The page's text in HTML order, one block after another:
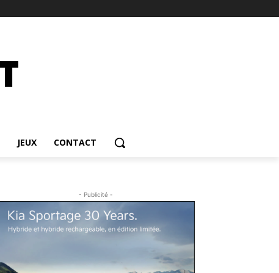
JEUX CONTACT
- Publicité -